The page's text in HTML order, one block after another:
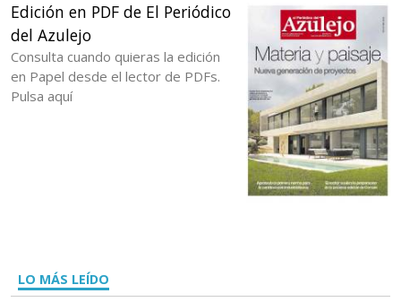
Edición en PDF de El Periódico
del Azulejo
Consulta cuando quieras la edición
en Papel desde el lector de PDFs.
Pulsa aquí
LO MÁS LEÍDO